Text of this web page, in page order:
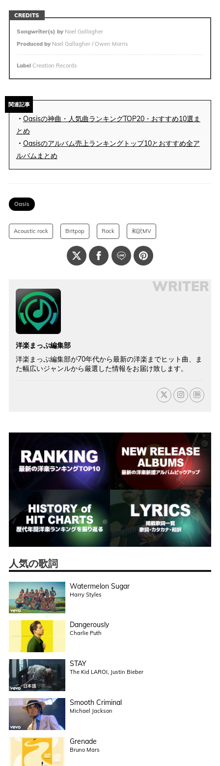
CREDITS
Songwriter(s) byNoel Gallagher
Produced byNoel Gallagher / Owen Morris
LabelCreation Records
関連記事
・ Oasisの神曲・人気曲ランキングTOP20・おすすめ10選ま
とめ
・ Oasisのアルバム売上ランキングトップ10とおすすめ全ア
ルバムまとめ
Oasis
Acoustic rock Britpop Rock 和訳MV
WRITER
洋楽まっぷ編集部
洋楽まっぷ編集部が70年代から最新の洋楽までヒット曲、ま
た幅広いジャンルから厳選した情報をお届け致します。
人気の歌詞
Watermelon Sugar
Harry Styles
Dangerously
Charlie Puth
STAY
The Kid LAROI, Justin Bieber
Smooth Criminal
Michael Jackson
Grenade
Bruno Mars